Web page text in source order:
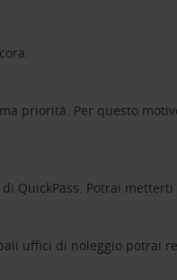
priorità. Per questo
QuickPass. Potrai
uffici di noleggio potrai